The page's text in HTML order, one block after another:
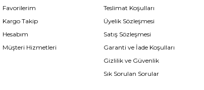
Favorilerim
Kargo Takip
Hesabım
Müşteri Hizmetleri
Teslimat Koşulları
Üyelik Sözleşmesi
Satış Sözleşmesi
Garanti ve İade Koşulları
Gizlilik ve Güvenlik
Sık Sorulan Sorular